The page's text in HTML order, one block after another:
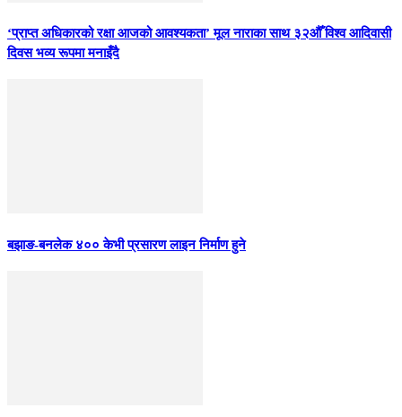
‘प्राप्त अधिकारको रक्षा आजको आवश्यकता’ मूल नाराका साथ ३२औँ विश्व आदिवासी
दिवस भव्य रूपमा मनाइँदै
बझाङ-बनलेक ४०० केभी प्रसारण लाइन निर्माण हुने